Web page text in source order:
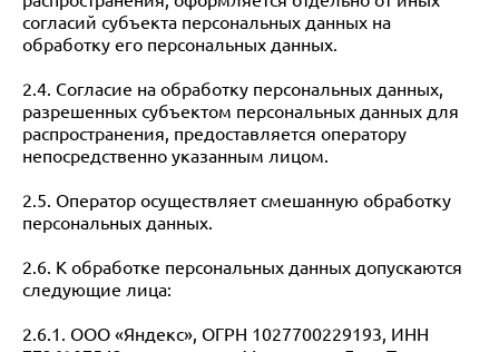
согласий субъекта персональных данных на
обработку его персональных данных.
2.4. Согласие на обработку персональных данных,
разрешенных субъектом персональных данных для
распространения, предоставляется оператору
непосредственно указанным лицом.
2.5. Оператор осуществляет смешанную обработку
персональных данных.
2.6. К обработке персональных данных допускаются
следующие лица:
2.6.1. ООО «Яндекс», ОГРН 1027700229193, ИНН